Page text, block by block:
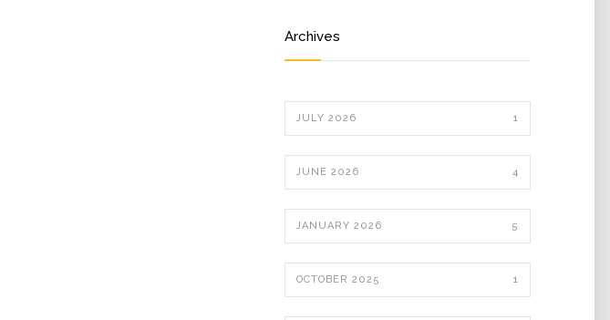
Archives
JULY 2026 1
JUNE 2026 4
JANUARY 2026 5
OCTOBER 2025 1